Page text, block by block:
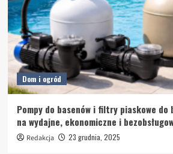
Dom i ogród
Pompy do basenów i filtry piaskowe do
na wydajne, ekonomiczne i
Redakcja 23 grudnia, 2025